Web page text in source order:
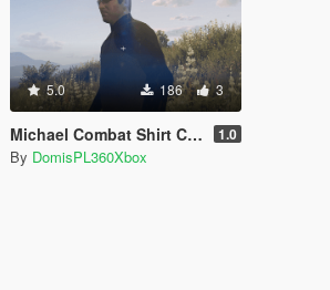
5.0 186 3
Michael Combat Shirt Camo Retexture 1.0
By DomisPL360Xbox